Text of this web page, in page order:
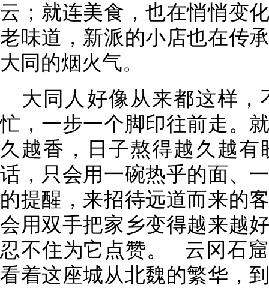
云；就连美食，也在悄悄变
老味道，新派的小店也在传
大同的烟火气。
大同人好像从来都这样
忙，一步一个脚印往前走。
久越香，日子熬得越久越
话，只会用一碗热乎的面、
的提醒，来招待远道而来的
会用双手把家乡变得越来越
忍不住为它点赞。 云冈石
看着这座城从北魏的繁华，